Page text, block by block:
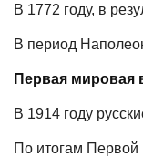
В 1772 году, в
В период
Первая мировая
В 1914 году
По итогам